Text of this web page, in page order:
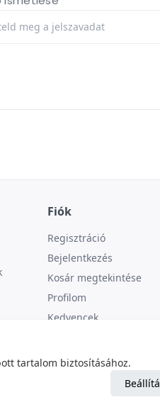
Fiók
Regisztráció
Bejelentkezés
Kosár megtekintése
Profilom
Kedvencek
tartalom biztosításához.